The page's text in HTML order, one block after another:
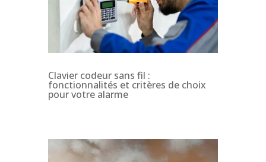
Clavier codeur sans fil :
fonctionnalités et critères de choix
pour votre alarme